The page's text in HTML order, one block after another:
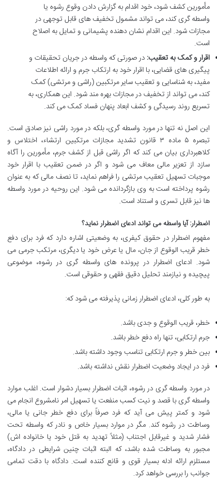
مأمورین کشف شود، خود اقدام به گزارش دادن وقوع رشوه یا
واسطه گری کند، می تواند مشمول تخفیف های قابل توجهی در
مجازات شود. این اقدام نشان دهنده پشیمانی و تمایل به اصلاح
است.
اقرار و کمک به تعقیب: در صورتی که واسطه در جریان تحقیقات و
پیگیری های قضایی، با اقرار خود به ارتکاب جرم و ارائه اطلاعات
مفید، به شناسایی و تعقیب سایر مرتکبین (راشی و مرتشی) کمک
کند، می تواند از تخفیف در مجازات بهره مند شود. این همکاری، به
تسریع روند رسیدگی و کشف ابعاد پنهان فساد کمک می کند.
این اصل نه تنها در مورد واسطه گری، بلکه در مورد راشی نیز صادق است.
تبصره ۵ ماده ۳ قانون تشدید مجازات مرتکبین ارتشاء، اختلاس و
کلاهبرداری بیان می کند که اگر راشی قبل از کشف جرم، مأمورین را آگاه
سازد از تعزیر مالی معاف می شود و اگر در ضمن تعقیب با اقرار خود
موجبات تسهیل تعقیب مرتشی را فراهم نماید، تا نصف مالی که به عنوان
رشوه پرداخته است به وی بازگردانده می شود. این روحیه در مورد واسطه
ها نیز قابل تسری و استناد است.
اضطرار: آیا واسطه می تواند ادعای اضطرار نماید؟
مفهوم اضطرار در حقوق کیفری، به وضعیتی اشاره دارد که فرد برای دفع
خطر قریب الوقوع از جان، مال یا عرض خود یا دیگری، مرتکب جرمی می
شود. ادعای اضطرار در پرونده های واسطه گری در رشوه، موضوعی
پیچیده و نیازمند تحلیل دقیق فقهی و حقوقی است.
به طور کلی، ادعای اضطرار زمانی پذیرفته می شود که:
خطر، قریب الوقوع و جدی باشد.
جرم ارتکابی، تنها راه دفع خطر باشد.
بین خطر و جرم ارتکابی تناسب وجود داشته باشد.
فرد در ایجاد وضعیت اضطرار نقش نداشته باشد.
در مورد واسطه گری در رشوه، اثبات اضطرار بسیار دشوار است. اغلب موارد
واسطه گری با قصد و نیت کسب منفعت یا تسهیل امر نامشروع انجام می
شود و کمتر پیش می آید که فرد صرفاً برای دفع خطر جانی یا مالی،
وساطت در رشوه کند. مگر در موارد بسیار خاص و نادر که واسطه تحت
فشار شدید و غیرقابل اجتناب (مثلاً تهدید به قتل خود یا خانواده اش)
مجبور به وساطت شده باشد، که البته اثبات چنین شرایطی در دادگاه،
مستلزم ارائه ادله بسیار قوی و قانع کننده است. دادگاه با دقت تمامی
جوانب را بررسی خواهد کرد.